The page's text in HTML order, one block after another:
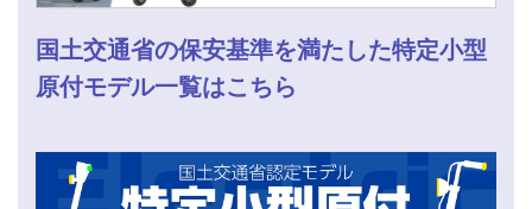
国土交通省の保安基準を満たした特定小型
原付モデル一覧はこちら